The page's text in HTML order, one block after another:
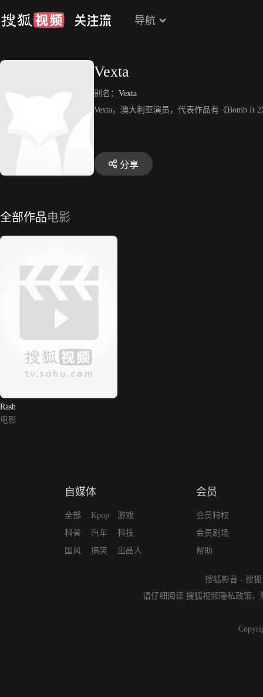
导航
Vexta
别名： Vexta
Vexta，澳大利亚演员，代表作品有《Bomb It
分享
全部作品电影
Rash
电影
自媒体
全部
科普
国风
Kpop
汽车
搞笑
游戏
科技
出品人
会员
会员特权
会员剧场
帮助
搜狐影音 - 搜
请仔细阅读 搜狐视频隐私政策、